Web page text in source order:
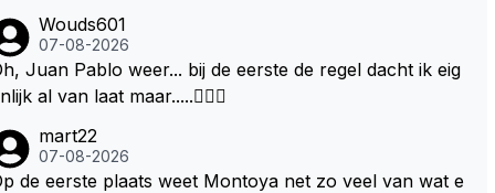
Wouds601
07-08-2026
Juan Pablo weer... bij de eerste de regel dacht ik eig
al van laat maar.....🤦🏻‍♂️
mart22
07-08-2026
de eerste plaats weet Montoya net zo veel van wat e